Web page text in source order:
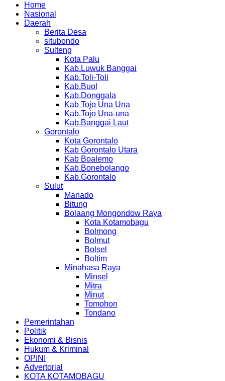
Home
Nasional
Daerah
Berita Desa
situbondo
Sulteng
Kota Palu
Kab.Luwuk Banggai
Kab.Toli-Toli
Kab.Buol
Kab.Donggala
Kab Tojo Una Una
Kab.Tojo Una-una
Kab.Banggai Laut
Gorontalo
Kota Gorontalo
Kab Gorontalo Utara
Kab Boalemo
Kab.Bonebolango
Kab.Gorontalo
Sulut
Manado
Bitung
Bolaang Mongondow Raya
Kota Kotamobagu
Bolmong
Bolmut
Bolsel
Boltim
Minahasa Raya
Minsel
Mitra
Minut
Tomohon
Tondano
Pemerintahan
Politik
Ekonomi & Bisnis
Hukum & Kriminal
OPINI
Advertorial
KOTA KOTAMOBAGU